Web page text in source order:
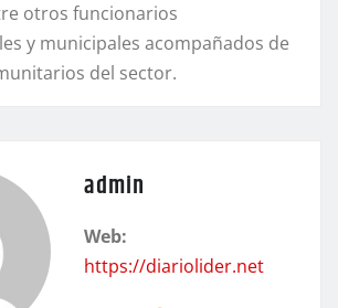
otros funcionarios
y municipales acompañados de
del sector.
admin
Web:
https://diariolider.net